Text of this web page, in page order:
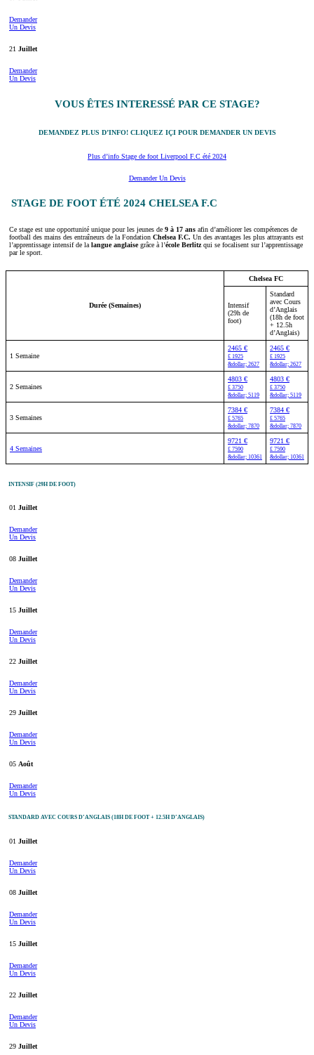
Demander
Un Devis
21 Juillet
Demander
Un Devis
VOUS ÊTES INTERESSÉ PAR CE STAGE?
DEMANDEZ PLUS D’INFO! CLIQUEZ IÇI POUR DEMANDER UN DEVIS
Plus d’info Stage de foot Liverpool F.C été 2024
Demander Un Devis
STAGE DE FOOT ÉTÉ 2024 CHELSEA F.C
Ce stage est une opportunité unique pour les jeunes de 9 à 17 ans afin d’améliorer les compétences de
football des mains des entraîneurs de la Fondation Chelsea F.C. Un des avantages les plus attrayants est
l’apprentissage intensif de la langue anglaisegrâce à l’école Berlitzqui se focalisent sur l’apprentissage
par le sport.
Durée (Semaines)
Chelsea FC
Intensif
(29h de
foot)
Standard
avec Cours
d’Anglais
(18h de foot
+ 12.5h
d’Anglais)
1 Semaine
2465 €
£ 1925
&dollar; 2627
2465 €
£ 1925
&dollar; 2627
2 Semaines
4803 €
£ 3750
&dollar; 5119
4803 €
£ 3750
&dollar; 5119
3 Semaines
7384 €
£ 5765
&dollar; 7870
7384 €
£ 5765
&dollar; 7870
4 Semaines
9721 €
£ 7590
&dollar; 10361
9721 €
£ 7590
&dollar; 10361
INTENSIF (29H DE FOOT)
01 Juillet
Demander
Un Devis
08 Juillet
Demander
Un Devis
15 Juillet
Demander
Un Devis
22 Juillet
Demander
Un Devis
29 Juillet
Demander
Un Devis
05 Août
Demander
Un Devis
STANDARD AVEC COURS D’ANGLAIS (18H DE FOOT + 12.5H D’ANGLAIS)
01 Juillet
Demander
Un Devis
08 Juillet
Demander
Un Devis
15 Juillet
Demander
Un Devis
22 Juillet
Demander
Un Devis
29 Juillet